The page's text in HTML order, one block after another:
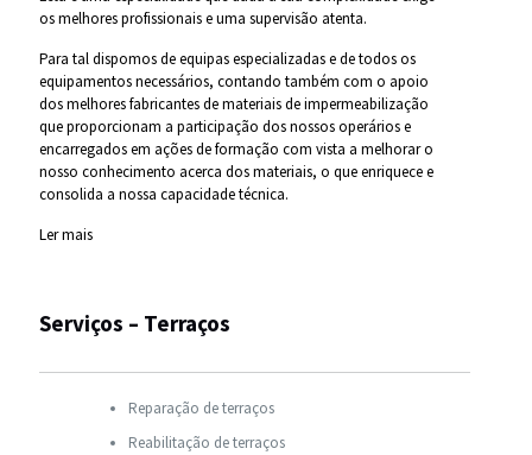
os melhores profissionais e uma supervisão atenta.
Para tal dispomos de equipas especializadas e de todos os
equipamentos necessários, contando também com o apoio
dos melhores fabricantes de materiais de impermeabilização
que proporcionam a participação dos nossos operários e
encarregados em ações de formação com vista a melhorar o
nosso conhecimento acerca dos materiais, o que enriquece e
consolida a nossa capacidade técnica.
Ler mais
Serviços – Terraços
Reparação de terraços
Reabilitação de terraços